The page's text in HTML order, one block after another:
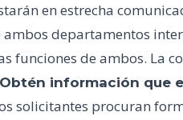
en estrecha
ambos departamentos
funciones de ambos. La
información que
solicitantes procuran